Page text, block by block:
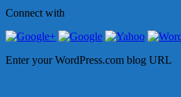
Connect with
Enter your WordPress.com blog URL